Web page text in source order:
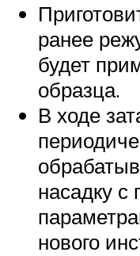
ранее
будет
образца.
В ходе
насадку с
нового